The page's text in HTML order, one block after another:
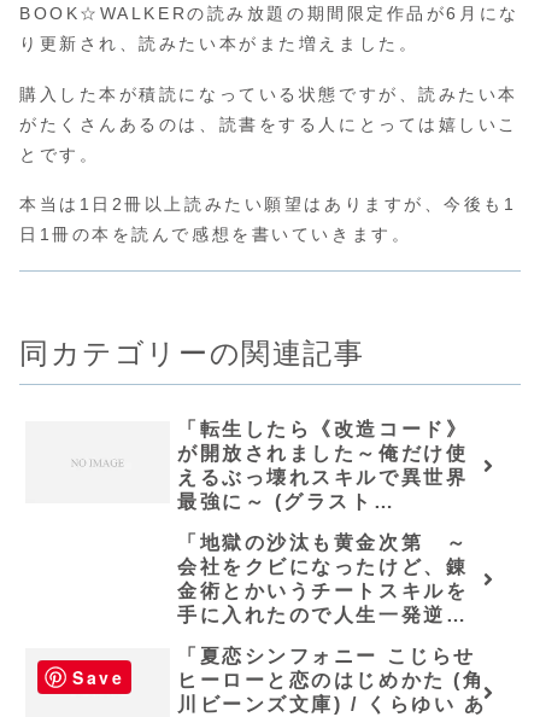
BOOK☆WALKERの読み放題の期間限定作品が6月にな
り更新され、読みたい本がまた増えました。
購入した本が積読になっている状態ですが、読みたい本
がたくさんあるのは、読書をする人にとっては嬉しいこ
とです。
本当は1日2冊以上読みたい願望はありますが、今後も1
日1冊の本を読んで感想を書いていきます。
同カテゴリーの関連記事
「転生したら《改造コード》
が開放されました～俺だけ使
えるぶっ壊れスキルで異世界
最強に～ (グラスト
「地獄の沙汰も黄金次第 ～
会社をクビになったけど、錬
金術とかいうチートスキルを
手に入れたので人生一発逆転
出雲大吉」の感想
「夏恋シンフォニー こじらせ
ヒーローと恋のはじめかた (角
川ビーンズ文庫) / くらゆい あ
Save